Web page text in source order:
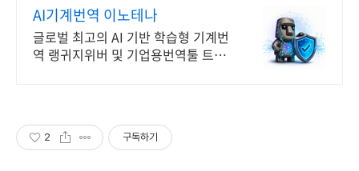
AI기계번역 이노테나
글로벌 최고의 AI 기반 학습형 기계번
역 랭귀지위버 및 기업용번역툴 트라
2 구독하기